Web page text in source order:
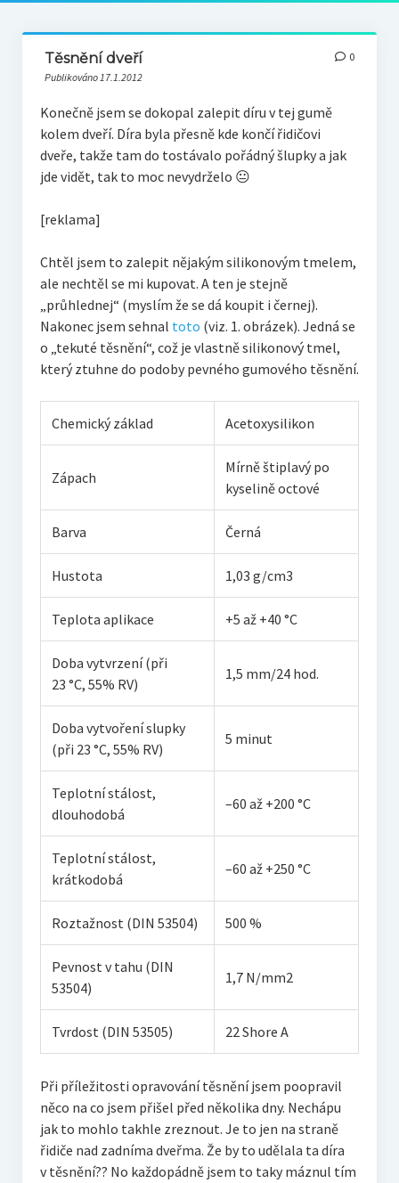
Těsnění dveří
Publikováno 17.1.2012
0
Konečně jsem se dokopal zalepit díru v tej gumě
kolem dveří. Díra byla přesně kde končí řidičovi
dveře, takže tam do tostávalo pořádný šlupky a jak
jde vidět, tak to moc nevydrželo 😐
[reklama]
Chtěl jsem to zalepit nějakým silikonovým tmelem,
ale nechtěl se mi kupovat. A ten je stejně
„průhlednej“ (myslím že se dá koupit i černej).
Nakonec jsem sehnal toto (viz. 1. obrázek). Jedná se
o „tekuté těsnění“, což je vlastně silikonový tmel,
který ztuhne do podoby pevného gumového těsnění.
Chemický základ Acetoxysilikon
Zápach
Mírně štiplavý po
kyselině octové
Barva Černá
Hustota 1,03 g/cm3
Teplota aplikace +5 až +40 °C
Doba vytvrzení (při
23 °C, 55% RV)
1,5 mm/24 hod.
Doba vytvoření slupky
(při 23 °C, 55% RV)
5 minut
Teplotní stálost,
dlouhodobá
–60 až +200 °C
Teplotní stálost,
krátkodobá
–60 až +250 °C
Roztažnost (DIN 53504) 500 %
Pevnost v tahu (DIN
53504)
1,7 N/mm2
Tvrdost (DIN 53505) 22 Shore A
Při příležitosti opravování těsnění jsem poopravil
něco na co jsem přišel před několika dny. Nechápu
jak to mohlo takhle zreznout. Je to jen na straně
řidiče nad zadníma dveřma. Že by to udělala ta díra
v těsnění?? No každopádně jsem to taky máznul tím